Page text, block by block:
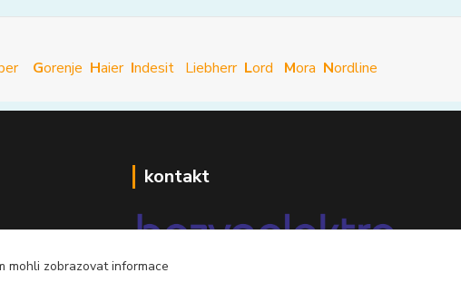
Gorenje Haier Indesit Liebherr Lord Mora Nordline
kontakt
mohli zobrazovat informace